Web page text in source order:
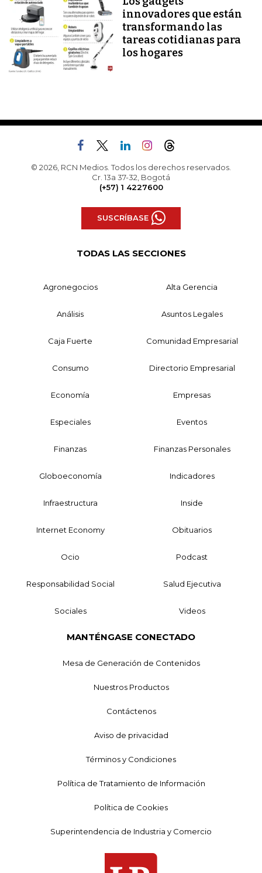
innovadores que están
transformando las
tareas cotidianas para
los hogares
© 2026, RCN Medios. Todos los derechos reservados.
Cr. 13a 37-32, Bogotá
(+57) 1 4227600
SUSCRÍBASE
TODAS LAS SECCIONES
Agronegocios Alta Gerencia
Análisis Asuntos Legales
Caja Fuerte Comunidad Empresarial
Consumo Directorio Empresarial
Economía Empresas
Especiales Eventos
Finanzas Finanzas Personales
Globoeconomía Indicadores
Infraestructura Inside
Internet Economy Obituarios
Ocio Podcast
Responsabilidad Social Salud Ejecutiva
Sociales Videos
MANTÉNGASE CONECTADO
Mesa de Generación de Contenidos
Nuestros Productos
Contáctenos
Aviso de privacidad
Términos y Condiciones
Política de Tratamiento de Información
Política de Cookies
Superintendencia de Industria y Comercio